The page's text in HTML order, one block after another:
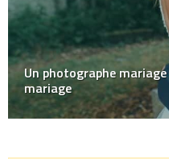
Un photographe
mariage